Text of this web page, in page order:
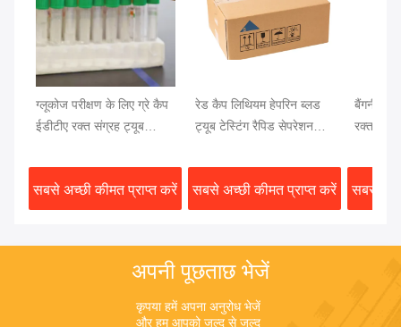
ग्लूकोज परीक्षण के लिए ग्रे कैप
ईडीटीए रक्त संग्रह ट्यूब
सबसे अच्छी कीमत प्राप्त करें
रेड कैप लिथियम हेपरिन ब्लड
ट्यूब टेस्टिंग रैपिड सेपरेशन
सबसे अच्छी कीमत प्राप्त करें
बैंगनी कैप
रक्त
सबसे
अपनी पूछताछ भेजें
कृपया हमें अपना अनुरोध भेजें
और हम आपको जल्द से जल्द